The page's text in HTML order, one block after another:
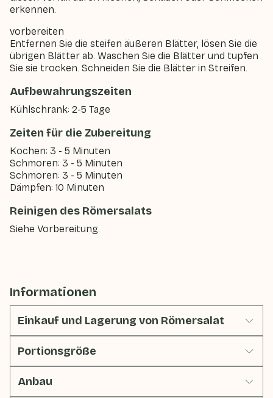
erkennen.
vorbereiten
Entfernen Sie die steifen äußeren Blätter, lösen Sie die
übrigen Blätter ab. Waschen Sie die Blätter und tupfen
Sie sie trocken. Schneiden Sie die Blätter in Streifen.
Aufbewahrungszeiten
Kühlschrank: 2-5 Tage
Zeiten für die Zubereitung
Kochen: 3 - 5 Minuten
Schmoren: 3 - 5 Minuten
Schmoren: 3 - 5 Minuten
Dämpfen: 10 Minuten
Reinigen des Römersalats
Siehe Vorbereitung.
Informationen
Einkauf und Lagerung von Römersalat
Portionsgröße
Anbau